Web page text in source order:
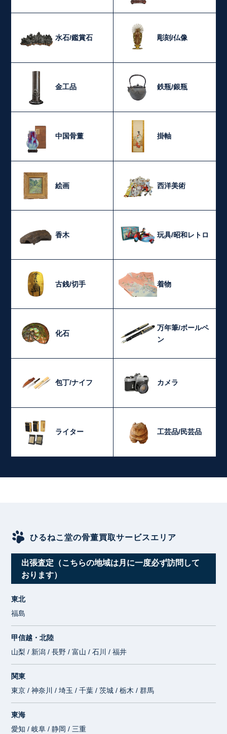
水石/鑑賞石 彫刻/仏像
金工品 鉄瓶/銀瓶
中国骨董 掛軸
絵画 西洋美術
香木 玩具/昭和レトロ
古銭/切手 着物
化石
万年筆/ボールペ
ン
包丁/ナイフ カメラ
ライター 工芸品/民芸品
ひるねこ堂の骨董買取サービスエリア
出張査定（こちらの地域は月に一度必ず訪問して
おります）
東北
福島
甲信越・北陸
山梨 / 新潟 / 長野 / 富山 / 石川 / 福井
関東
東京 / 神奈川 / 埼玉 / 千葉 / 茨城 / 栃木 / 群馬
東海
愛知 / 岐阜 / 静岡 / 三重